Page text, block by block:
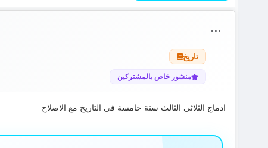
تاريخ
منشور خاص بالمشتركين
⋯
ادماج الثلاثي الثالث سنة خامسة في التاريخ مع الاصلاح